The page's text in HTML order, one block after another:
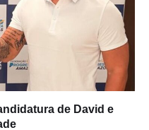
de David e